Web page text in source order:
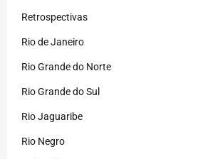
Retrospectivas
Rio de Janeiro
Rio Grande do Norte
Rio Grande do Sul
Rio Jaguaribe
Rio Negro